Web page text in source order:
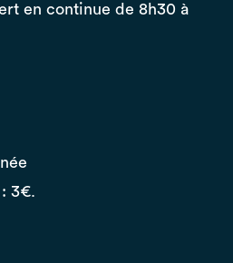
en continue de 8h30 à
3€.